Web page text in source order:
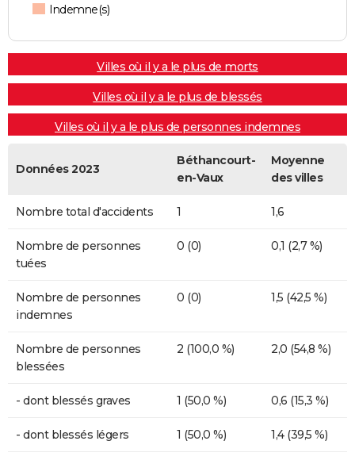
Indemne(s)
Villes où il y a le plus de morts
Villes où il y a le plus de blessés
Villes où il y a le plus de personnes indemnes
Données 2023
Béthancourt-
en-Vaux
Moyenne
des villes
Nombre total d'accidents 1 1,6
Nombre de personnes
tuées
0 (0) 0,1 (2,7 %)
Nombre de personnes
indemnes
0 (0) 1,5 (42,5 %)
Nombre de personnes
blessées
2 (100,0 %) 2,0 (54,8 %)
- dont blessés graves 1 (50,0 %) 0,6 (15,3 %)
- dont blessés légers 1 (50,0 %) 1,4 (39,5 %)